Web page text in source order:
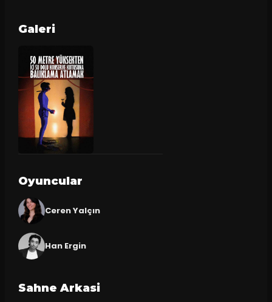
Galeri
Oyuncular
Ceren Yalçın
Han Ergin
Sahne Arkasi